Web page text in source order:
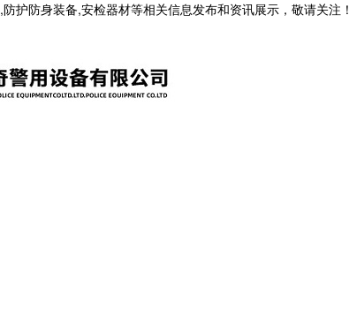
,防护防身装备,安检器材等相关信息发布和资讯展示，敬请关注！